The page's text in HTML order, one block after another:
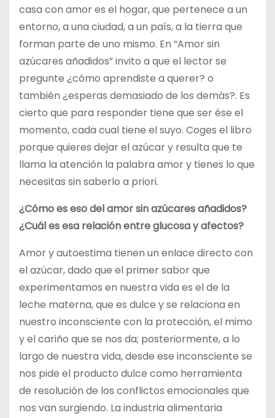
casa con amor es el hogar, que pertenece a un
entorno, a una ciudad, a un país, a la tierra que
forman parte de uno mismo. En “Amor sin
azúcares añadidos” invito a que el lector se
pregunte ¿cómo aprendiste a querer? o
también ¿esperas demasiado de los demás?. Es
cierto que para responder tiene que ser ése el
momento, cada cual tiene el suyo. Coges el libro
porque quieres dejar el azúcar y resulta que te
llama la atención la palabra amor y tienes lo que
necesitas sin saberlo a priori.
¿Cómo es eso del amor sin azúcares añadidos?
¿Cuál es esa relación entre glucosa y afectos?
Amor y autoestima tienen un enlace directo con
el azúcar, dado que el primer sabor que
experimentamos en nuestra vida es el de la
leche materna, que es dulce y se relaciona en
nuestro inconsciente con la protección, el mimo
y el cariño que se nos da; posteriormente, a lo
largo de nuestra vida, desde ese inconsciente se
nos pide el producto dulce como herramienta
de resolución de los conflictos emocionales que
nos van surgiendo. La industria alimentaria